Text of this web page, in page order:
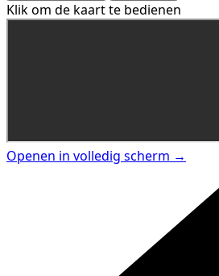
Klik om de kaart te bedienen
Openen in volledig scherm →